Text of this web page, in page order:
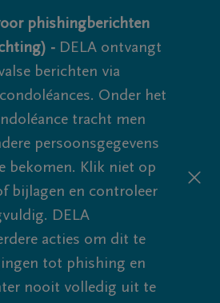
phishingberichten
- DELA ontvangt
berichten via
Onder het
tracht men
persoonsgegevens
bekomen. Klik niet op
bijlagen en controleer
DELA
acties om dit te
tot phishing en
nooit volledig uit te